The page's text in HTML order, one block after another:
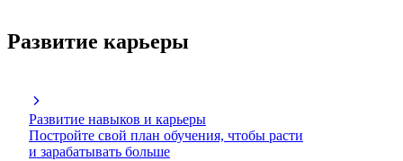
Развитие карьеры
Развитие навыков и карьеры
Постройте свой план обучения, чтобы расти
и зарабатывать больше